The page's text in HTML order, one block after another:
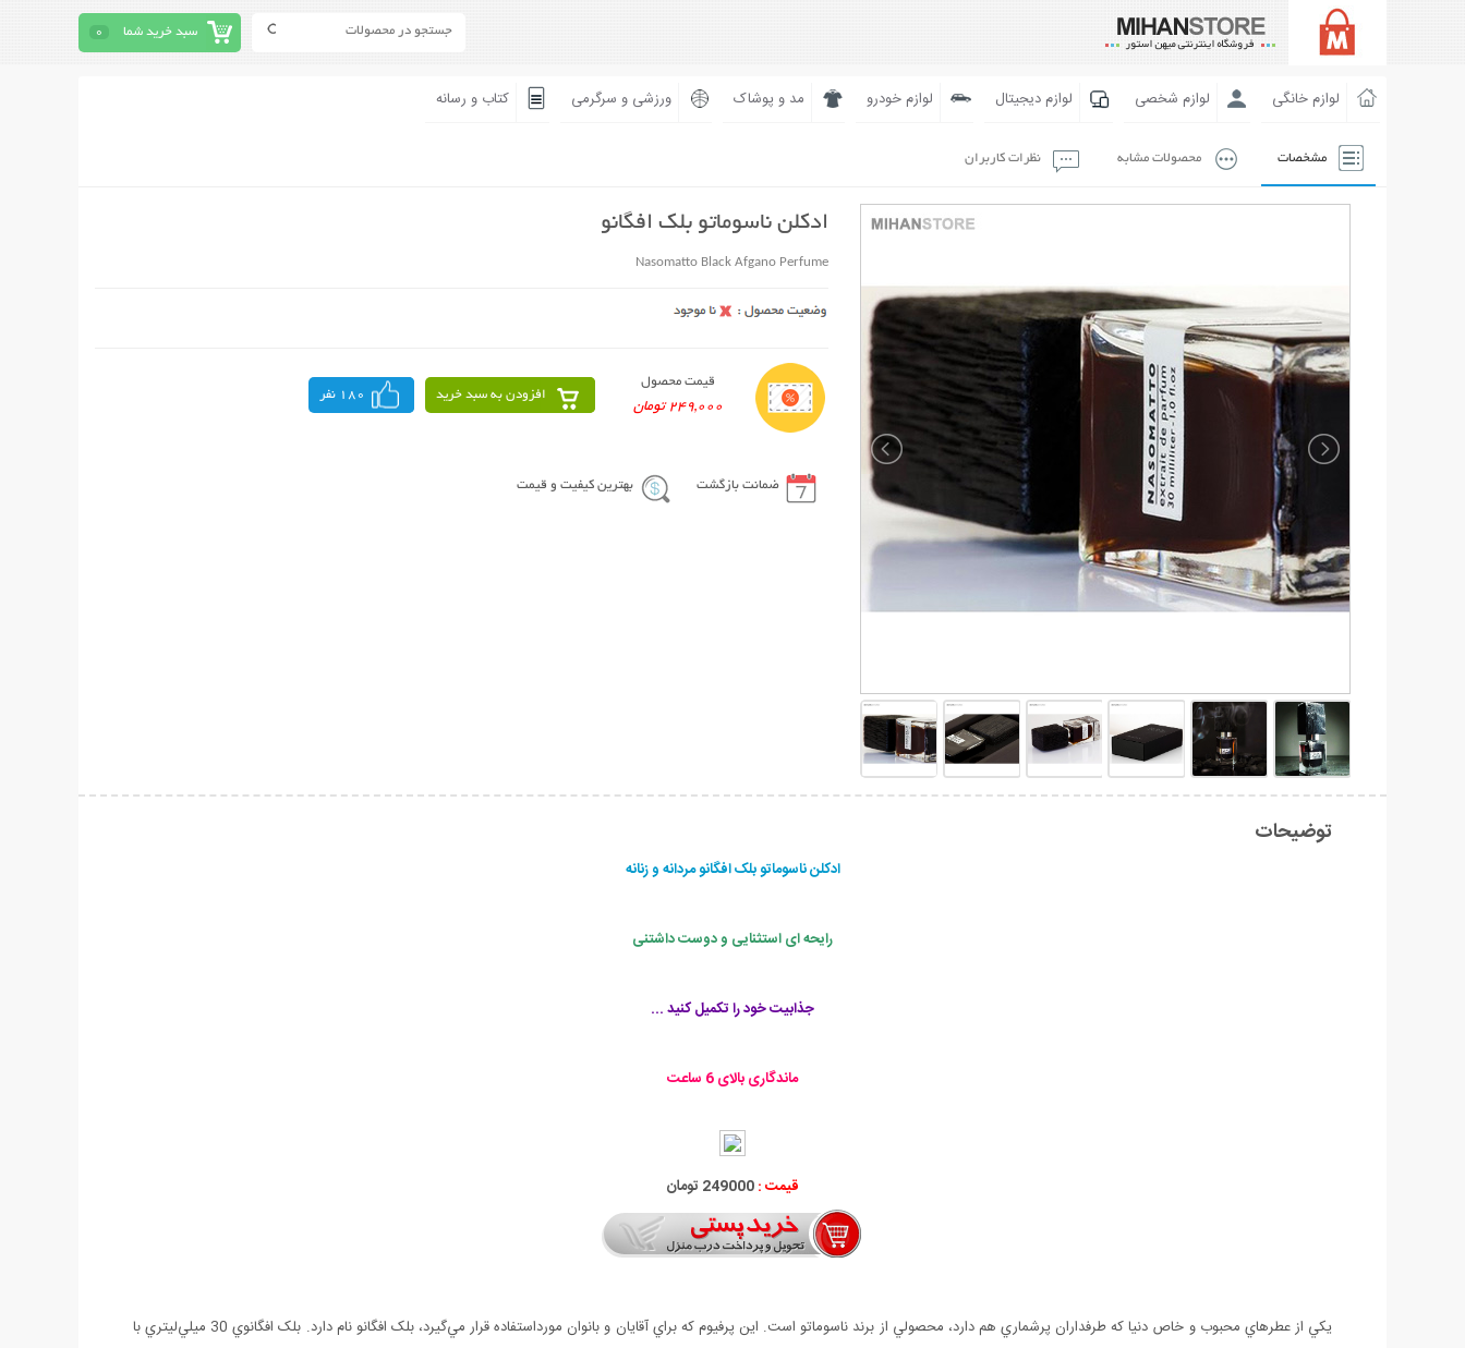
سبد خرید شما 0
لوازم خانگی لوازم شخصی لوازم دیجیتال لوازم خودرو مد و پوشاک ورزشی و سرگرمی کتاب و رسانه
مشخصات محصولات مشابه نظرات کاربران
ادکلن ناسوماتو بلک افگانو
Nasomatto Black Afgano Perfume
قیمت محصول
249,000 تومان
افزودن به سبد خرید 180 نفر
ضمانت بازگشت بهترین کیفیت و قیمت
توضیحات
ادکلن ناسوماتو بلک افگانو مردانه و زنانه
رایحه ای استثنایی و دوست داشتنی
جذابیت خود را تکمیل کنید ...
ماندگاری بالای 6 ساعت
قیمت :249000 تومان
يکي از عطرهاي محبوب و خاص دنيا که طرفداران پرشماري هم دارد، محصولي از برند ناسوماتو است. اين پرفيوم که براي آقايان و بانوان مورداستفاده قرار مي‌گيرد، بلک افگانو نام دارد. بلک افگانوي 30 ميلي‌ليتري با